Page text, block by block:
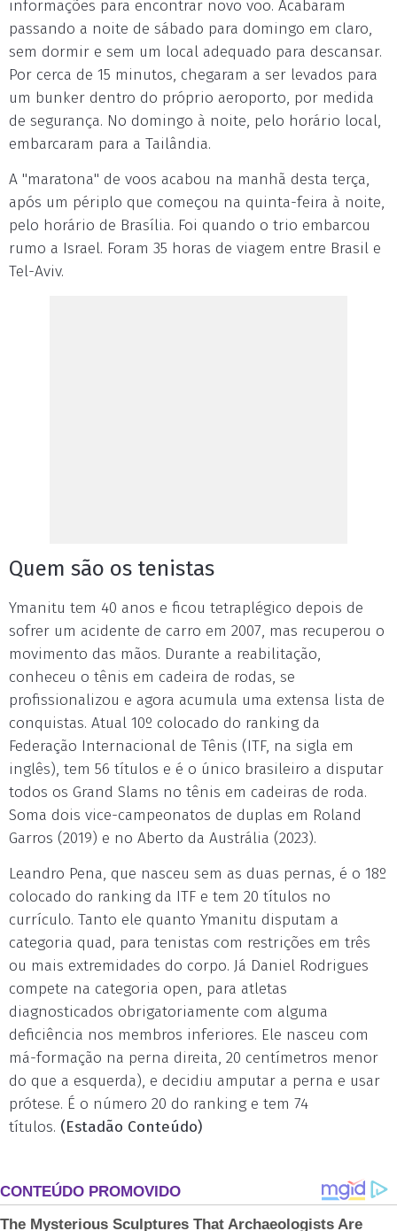
informações para encontrar novo voo. Acabaram
passando a noite de sábado para domingo em claro,
sem dormir e sem um local adequado para descansar.
Por cerca de 15 minutos, chegaram a ser levados para
um bunker dentro do próprio aeroporto, por medida
de segurança. No domingo à noite, pelo horário local,
embarcaram para a Tailândia.
A "maratona" de voos acabou na manhã desta terça,
após um périplo que começou na quinta-feira à noite,
pelo horário de Brasília. Foi quando o trio embarcou
rumo a Israel. Foram 35 horas de viagem entre Brasil e
Tel-Aviv.
Quem são os tenistas
Ymanitu tem 40 anos e ficou tetraplégico depois de
sofrer um acidente de carro em 2007, mas recuperou o
movimento das mãos. Durante a reabilitação,
conheceu o tênis em cadeira de rodas, se
profissionalizou e agora acumula uma extensa lista de
conquistas. Atual 10º colocado do ranking da
Federação Internacional de Tênis (ITF, na sigla em
inglês), tem 56 títulos e é o único brasileiro a disputar
todos os Grand Slams no tênis em cadeiras de roda.
Soma dois vice-campeonatos de duplas em Roland
Garros (2019) e no Aberto da Austrália (2023).
Leandro Pena, que nasceu sem as duas pernas, é o 18º
colocado do ranking da ITF e tem 20 títulos no
currículo. Tanto ele quanto Ymanitu disputam a
categoria quad, para tenistas com restrições em três
ou mais extremidades do corpo. Já Daniel Rodrigues
compete na categoria open, para atletas
diagnosticados obrigatoriamente com alguma
deficiência nos membros inferiores. Ele nasceu com
má-formação na perna direita, 20 centímetros menor
do que a esquerda), e decidiu amputar a perna e usar
prótese. É o número 20 do ranking e tem 74
títulos. (Estadão Conteúdo)